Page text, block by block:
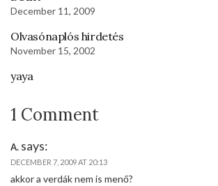
December 11, 2009
Olvasónaplós hirdetés
November 15, 2002
yaya
1 Comment
A. says:
DECEMBER 7, 2009 AT 20:13
akkor a verdák nem is menő?